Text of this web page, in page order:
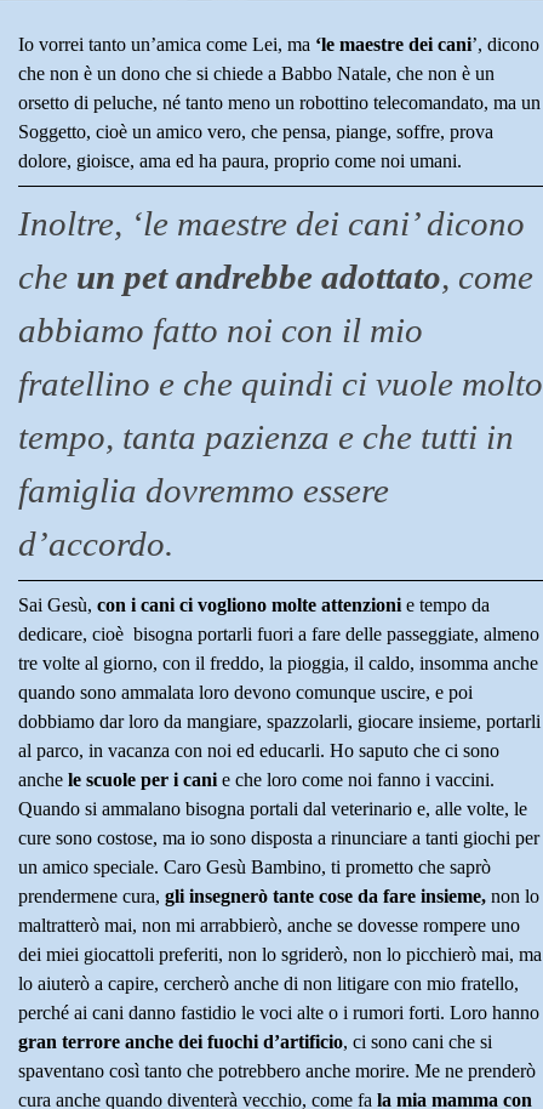
Io vorrei tanto un’amica come Lei, ma ‘le maestre dei cani’, dicono
che non è un dono che si chiede a Babbo Natale, che non è un
orsetto di peluche, né tanto meno un robottino telecomandato, ma un
Soggetto, cioè un amico vero, che pensa, piange, soffre, prova
dolore, gioisce, ama ed ha paura, proprio come noi umani.
Inoltre, ‘le maestre dei cani’ dicono
che un pet andrebbe adottato, come
abbiamo fatto noi con il mio
fratellino e che quindi ci vuole molto
tempo, tanta pazienza e che tutti in
famiglia dovremmo essere
d’accordo.
Sai Gesù, con i cani ci vogliono molte attenzioni e tempo da
dedicare, cioè bisogna portarli fuori a fare delle passeggiate, almeno
tre volte al giorno, con il freddo, la pioggia, il caldo, insomma anche
quando sono ammalata loro devono comunque uscire, e poi
dobbiamo dar loro da mangiare, spazzolarli, giocare insieme, portarli
al parco, in vacanza con noi ed educarli. Ho saputo che ci sono
anche le scuole per i cani e che loro come noi fanno i vaccini.
Quando si ammalano bisogna portali dal veterinario e, alle volte, le
cure sono costose, ma io sono disposta a rinunciare a tanti giochi per
un amico speciale. Caro Gesù Bambino, ti prometto che saprò
prendermene cura, gli insegnerò tante cose da fare insieme, non lo
maltratterò mai, non mi arrabbierò, anche se dovesse rompere uno
dei miei giocattoli preferiti, non lo sgriderò, non lo picchierò mai, ma
lo aiuterò a capire, cercherò anche di non litigare con mio fratello,
perché ai cani danno fastidio le voci alte o i rumori forti. Loro hanno
gran terrore anche dei fuochi d’artificio, ci sono cani che si
spaventano così tanto che potrebbero anche morire. Me ne prenderò
cura anche quando diventerà vecchio, come fa la mia mamma con